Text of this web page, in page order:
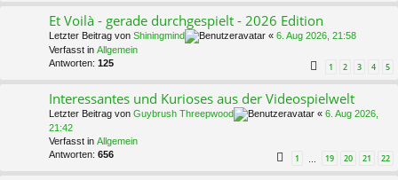
Et Voilà - gerade durchgespielt - 2026 Edition
Letzter Beitrag von Shiningmind « 6. Aug 2026, 21:58
Verfasst in Allgemein
Antworten: 125 1 2 3 4 5
Interessantes und Kurioses aus der Videospielwelt
Letzter Beitrag von Guybrush Threepwood « 6. Aug 2026,
21:42
Verfasst in Allgemein
Antworten: 656 1 … 19 20 21 22